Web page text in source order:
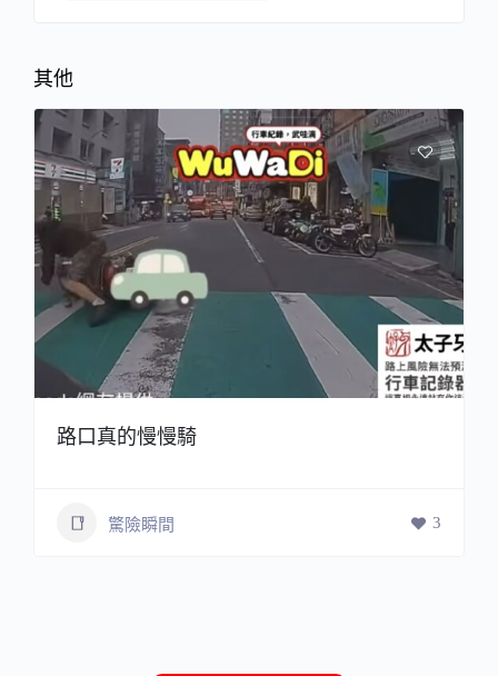
其他
路口真的慢慢騎
驚險瞬間 3